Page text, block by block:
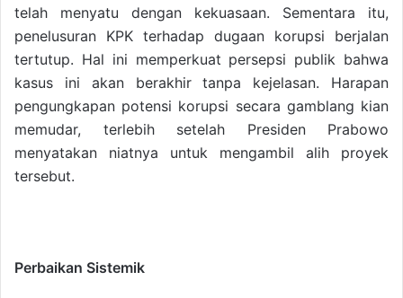
telah menyatu dengan kekuasaan. Sementara itu,
penelusuran KPK terhadap dugaan korupsi berjalan
tertutup. Hal ini memperkuat persepsi publik bahwa
kasus ini akan berakhir tanpa kejelasan. Harapan
pengungkapan potensi korupsi secara gamblang kian
memudar, terlebih setelah Presiden Prabowo
menyatakan niatnya untuk mengambil alih proyek
tersebut.
Perbaikan Sistemik